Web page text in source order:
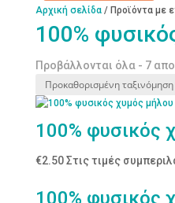
Αρχική σελίδα/ Προϊόντα με
100%
Προβάλλονται όλα - 7
100% φυσικός
€2.50 Στις τιμές
100% φυσικός